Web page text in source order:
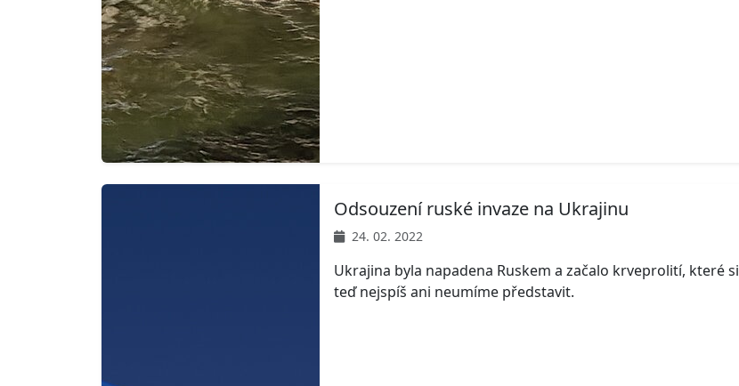
Odsouzení ruské invaze na Ukrajinu
24. 02. 2022
Ukrajina byla napadena Ruskem a začalo krveprolití, které si
teď nejspíš ani neumíme představit.